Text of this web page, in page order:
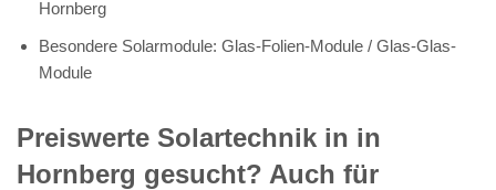
Hornberg
Besondere Solarmodule: Glas-Folien-Module / Glas-Glas-
Module
Preiswerte Solartechnik in in
Hornberg gesucht? Auch für